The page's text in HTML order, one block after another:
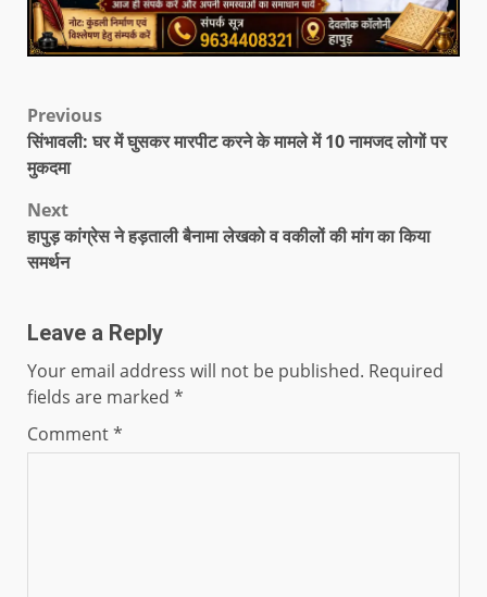
Previous
सिंभावली: घर में घुसकर मारपीट करने के मामले में 10 नामजद लोगों पर
मुकदमा
Next
हापुड़ कांग्रेस ने हड़ताली बैनामा लेखको व वकीलों की मांग का किया
समर्थन
Leave a Reply
Your email address will not be published. Required
fields are marked *
Comment*